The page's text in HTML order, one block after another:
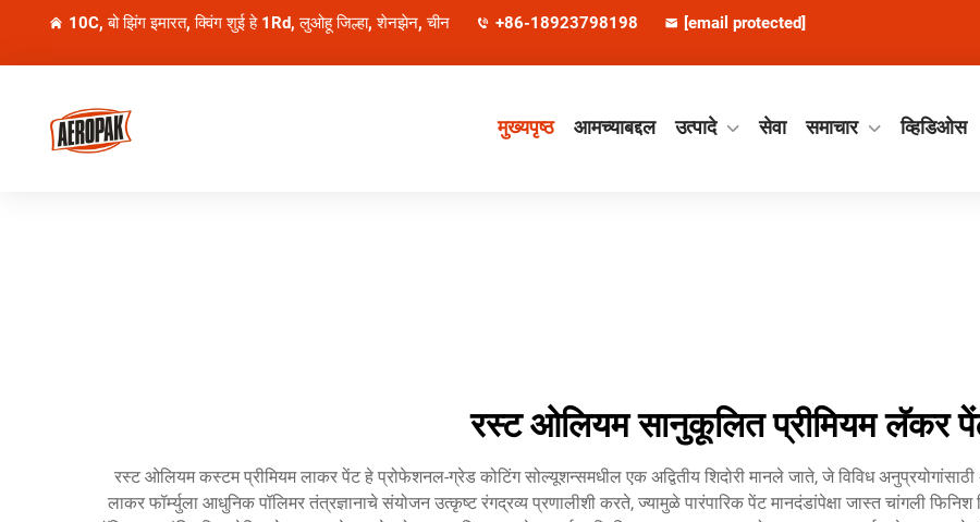
10C, बो झिंग इमारत, क्विंग शुई हे 1Rd, लुओहू जिल्हा, शेनझेन, चीन +86-18923798198 [email protected]
मुख्यपृष्ठ आमच्याबद्दल उत्पादे सेवा समाचार व्हिडिओस
रस्ट ओलियम सानुकूलित प्रीमियम लॅकर
रस्ट ओलियम कस्टम प्रीमियम लाकर पेंट हे प्रोफेशनल-ग्रेड कोटिंग सोल्यूशन्समधील एक अद्वितीय शिदोरी मानले जाते, जे विविध अनुप्रयोगांसाठी
लाकर फॉर्म्युला आधुनिक पॉलिमर तंत्रज्ञानाचे संयोजन उत्कृष्ट रंगद्रव्य प्रणालीशी करते, ज्यामुळे पारंपारिक पेंट मानदंडांपेक्षा जास्त चांगली